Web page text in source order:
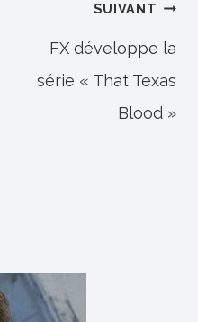
SUIVANT
FX développe la
série « That Texas
Blood »